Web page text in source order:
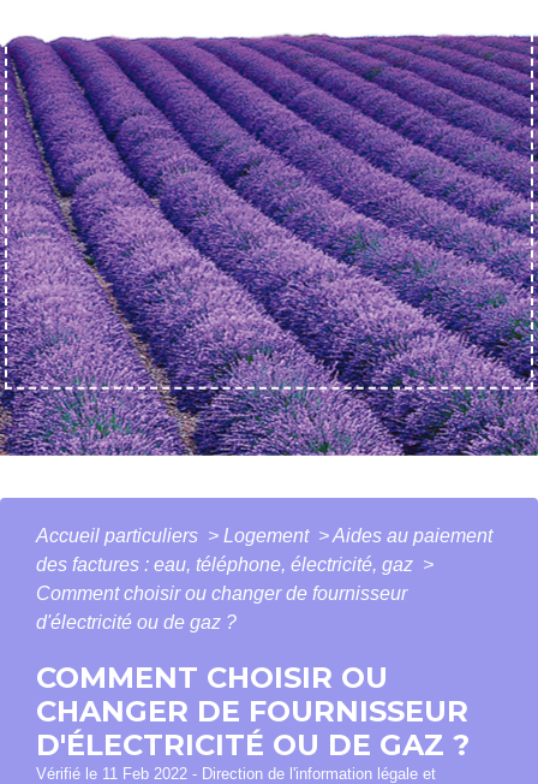
Accueil particuliers > Logement >Aides au paiement
des factures : eau, téléphone, électricité, gaz >
Comment choisir ou changer de fournisseur
d'électricité ou de gaz ?
COMMENT CHOISIR OU
CHANGER DE FOURNISSEUR
D'ÉLECTRICITÉ OU DE GAZ ?
Vérifié le 11 Feb 2022 - Direction de l'information légale et